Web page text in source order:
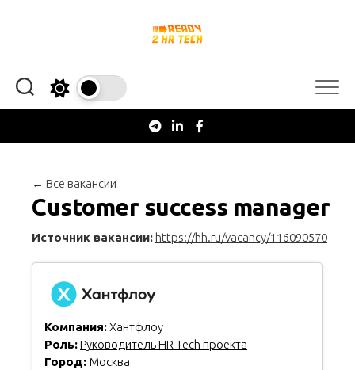
← Все вакансии
Customer success manager
Источник вакансии: https://hh.ru/vacancy/116090570
Компания:Хантфлоу
Роль:Руководитель HR-Tech проекта
Город: Москва